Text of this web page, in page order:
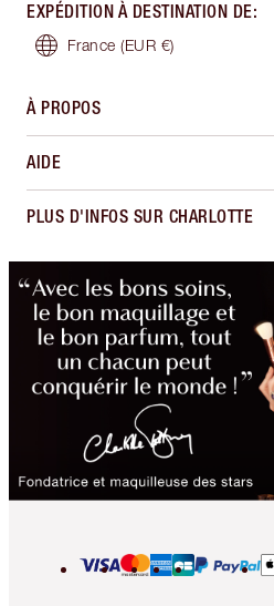
EXPÉDITION À DESTINATION DE:
France (EUR €)
À PROPOS
AIDE
PLUS D'INFOS SUR CHARLOTTE